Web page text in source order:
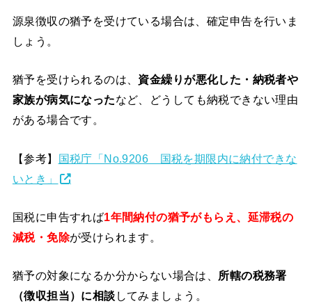
源泉徴収の猶予を受けている場合は、確定申告を行いま
しょう。
猶予を受けられるのは、 資金繰りが悪化した・納税者や
家族が病気になったなど、どうしても納税できない理由
がある場合です。
【参考】 国税庁「No.9206 国税を期限内に納付できな
いとき」
国税に申告すれば1年間納付の猶予がもらえ、延滞税の
減税・免除が受けられます。
猶予の対象になるか分からない場合は、 所轄の税務署
（徴収担当）に相談 してみましょう。